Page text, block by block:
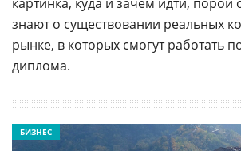
знают о существовании реальных
рынке, в которых смогут работать
диплома.
БИЗНЕС